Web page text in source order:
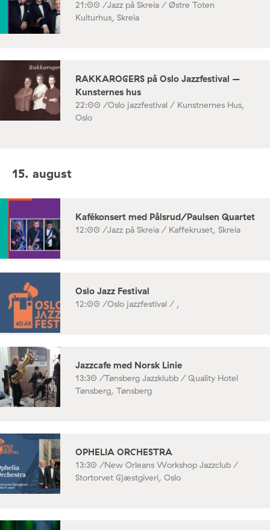
21:00 /Jazz på Skreia / Østre Toten
Kulturhus, Skreia
RAKKAROGERS på Oslo Jazzfestival –
Kunsternes hus
22:00 /Oslo jazzfestival / Kunstnernes Hus,
Oslo
15. august
Kafékonsert med Pålsrud/Paulsen Quartet
12:00 /Jazz på Skreia / Kaffekruset, Skreia
Oslo Jazz Festival
12:00 /Oslo jazzfestival / ,
Jazzcafe med Norsk Linie
13:30 /Tønsberg Jazzklubb / Quality Hotel
Tønsberg, Tønsberg
OPHELIA ORCHESTRA
13:30 /New Orleans Workshop Jazzclub /
Stortorvet Gjæstgiveri, Oslo